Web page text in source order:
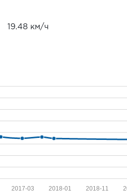
19.48 км/ч
2018-11
2018-01
2017-03